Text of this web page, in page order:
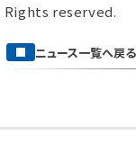
reserved.
ニュース一覧へ戻る